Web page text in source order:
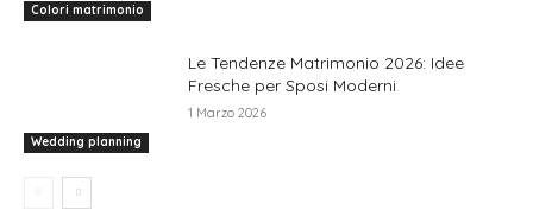
Colori matrimonio
Wedding planning
Le Tendenze Matrimonio 2026: Idee
Fresche per Sposi Moderni
1 Marzo 2026